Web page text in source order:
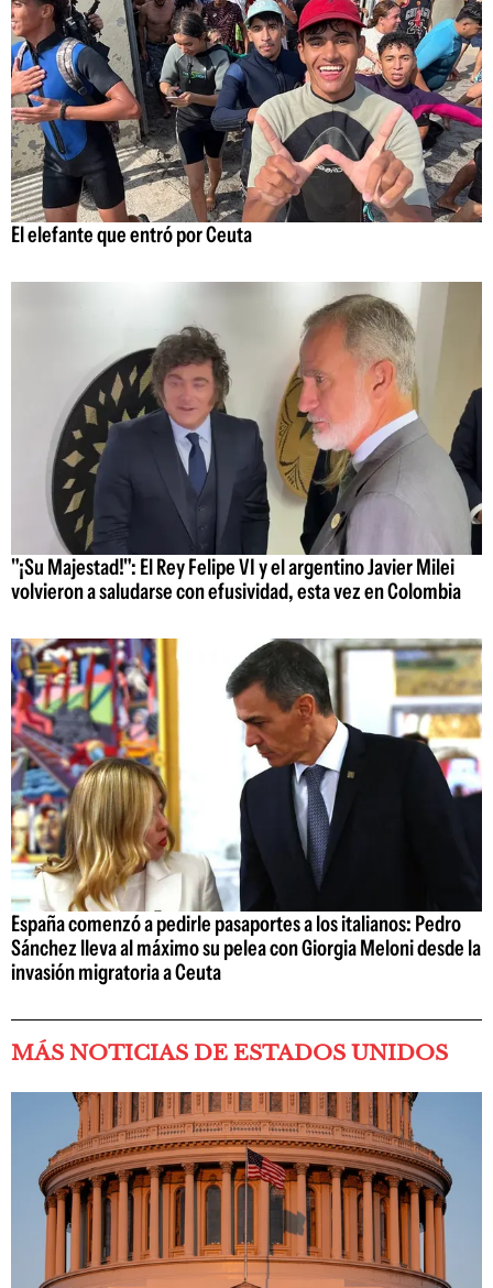
El elefante que entró por Ceuta
"¡Su Majestad!": El Rey Felipe VI y el argentino Javier Milei
volvieron a saludarse con efusividad, esta vez en Colombia
España comenzó a pedirle pasaportes a los italianos: Pedro
Sánchez lleva al máximo su pelea con Giorgia Meloni desde la
invasión migratoria a Ceuta
MÁS NOTICIAS DE ESTADOS UNIDOS